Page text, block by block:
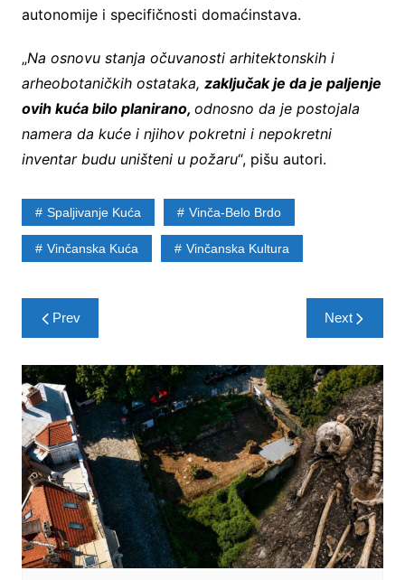
autonomije i specifičnosti domaćinstava.
„Na osnovu stanja očuvanosti arhitektonskih i
arheobotaničkih ostataka, zaključak je da je paljenje
ovih kuća bilo planirano, odnosno da je postojala
namera da kuće i njihov pokretni i nepokretni
inventar budu uništeni u požaru“, pišu autori.
Spaljivanje Kuća Vinča-Belo Brdo
Vinčanska Kuća Vinčanska Kultura
Post
navigation
Prev Next